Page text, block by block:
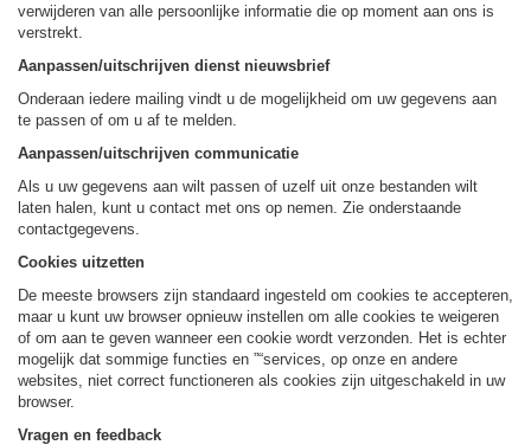
verwijderen van alle persoonlijke informatie die op moment aan ons is
verstrekt.
Aanpassen/uitschrijven dienst nieuwsbrief
Onderaan iedere mailing vindt u de mogelijkheid om uw gegevens aan
te passen of om u af te melden.
Aanpassen/uitschrijven communicatie
Als u uw gegevens aan wilt passen of uzelf uit onze bestanden wilt
laten halen, kunt u contact met ons op nemen. Zie onderstaande
contactgegevens.
Cookies uitzetten
De meeste browsers zijn standaard ingesteld om cookies te accepteren,
maar u kunt uw browser opnieuw instellen om alle cookies te weigeren
of om aan te geven wanneer een cookie wordt verzonden. Het is echter
mogelijk dat sommige functies en ”“services, op onze en andere
websites, niet correct functioneren als cookies zijn uitgeschakeld in uw
browser.
Vragen en feedback